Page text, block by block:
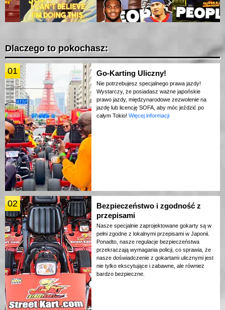
Dlaczego to pokochasz:
01 Go-Karting Uliczny!
Nie potrzebujesz specjalnego prawa jazdy!
Wystarczy, że posiadasz ważne japońskie
prawo jazdy, międzynarodowe zezwolenie na
jazdę lub licencję SOFA, aby móc jeździć po
całym Tokio! Więcej informacji
02
Bezpieczeństwo i zgodność z
przepisami
Nasze specjalnie zaprojektowane gokarty są w
pełni zgodne z lokalnymi przepisami w Japonii.
Ponadto, nasze regulacje bezpieczeństwa
przekraczają wymagania policji, co sprawia, że
nasze doświadczenie z gokartami ulicznymi jest
nie tylko ekscytujące i zabawne, ale również
bardzo bezpieczne.